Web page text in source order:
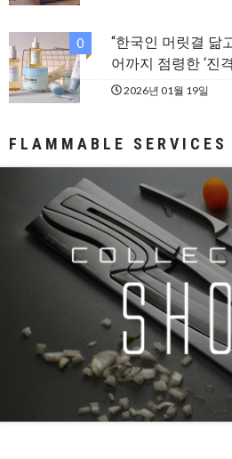
0
“한국인 머릿결 닮
어까지 점령한 ‘진
2026년 01월 19일
FLAMMABLE SERVICES